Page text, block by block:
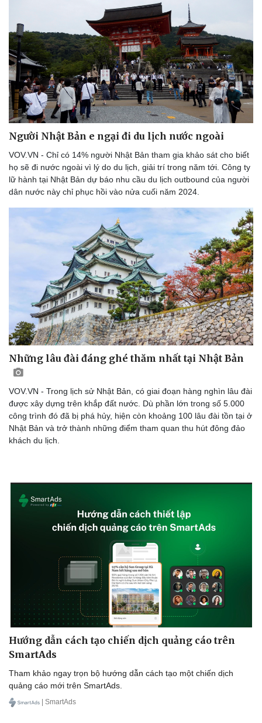
Sức khỏe
Dinh dưỡng - món ngon
Cây thuốc
Sản phụ khoa
Ăn sạch sống khỏe
Đời sống
Nhà đẹp
Blog
Người Nhật Bản e ngại đi du lịch nước ngoài
VOV.VN - Chỉ có 14% người Nhật Bản tham gia khảo sát cho biết
họ sẽ đi nước ngoài vì lý do du lịch, giải trí trong năm tới. Công ty
lữ hành tại Nhật Bản dự báo nhu cầu du lịch outbound của người
dân nước này chỉ phục hồi vào nửa cuối năm 2024.
Những lâu đài đáng ghé thăm nhất tại Nhật Bản
VOV.VN - Trong lịch sử Nhật Bản, có giai đoạn hàng nghìn lâu đài
được xây dựng trên khắp đất nước. Dù phần lớn trong số 5.000
công trình đó đã bị phá hủy, hiện còn khoảng 100 lâu đài tồn tại ở
Nhật Bản và trở thành những điểm tham quan thu hút đông đảo
khách du lịch.
Hướng dẫn cách tạo chiến dịch quảng cáo trên
SmartAds
Tham khảo ngay trọn bộ hướng dẫn cách tạo một chiến dịch
quảng cáo mới trên SmartAds.
| SmartAds